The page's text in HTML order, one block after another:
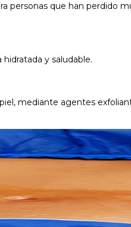
personas que han perdido
y saludable.
mediante agentes